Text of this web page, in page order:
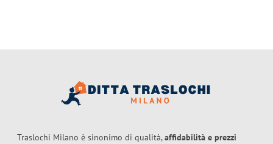
Traslochi Milano è sinonimo di qualità,affidabilità e prezzi